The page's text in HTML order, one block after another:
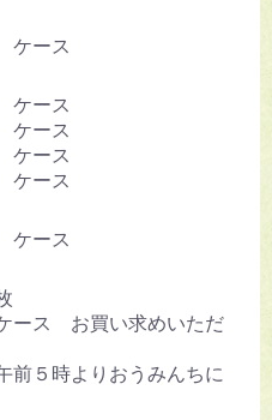
ース
ース
ース
ース
ース
ース
ス お買い求めいただ
前５時よりおうみんちに